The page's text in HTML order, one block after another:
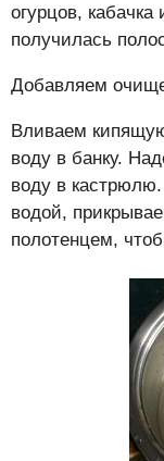
огурцов,
получилась
Добавляем
Вливаем
воду в банку.
воду в
водой,
полотенцем,